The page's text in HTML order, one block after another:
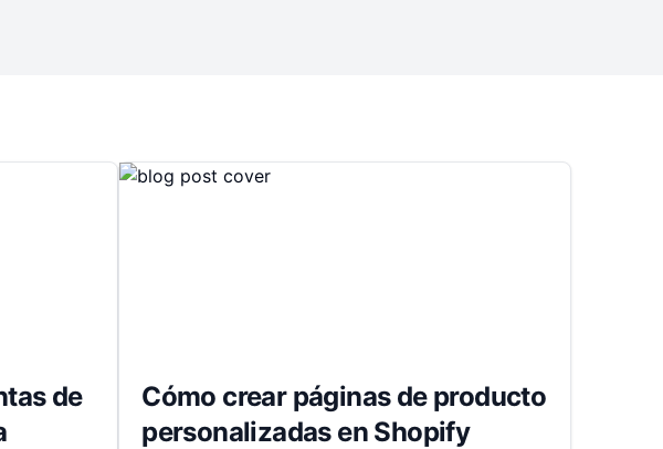
de
Cómo crear páginas de producto
personalizadas en Shopify